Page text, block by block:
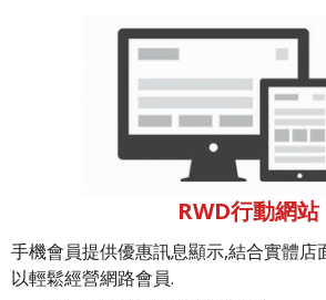
RWD行動網站
手機會員提供優惠訊息顯示,結合實體店
以輕鬆經營網路會員.